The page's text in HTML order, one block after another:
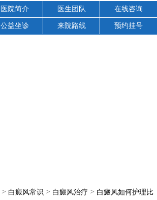
医院简介 医生团队 在线咨询
公益坐诊 来院路线 预约挂号
> 白癜风常识 > 白癜风治疗 > 白癜风如何护理比